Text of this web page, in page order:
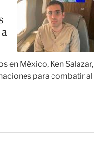
en México, Ken Salazar,
para combatir al